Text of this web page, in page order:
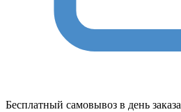
Бесплатный самовывоз в день заказа